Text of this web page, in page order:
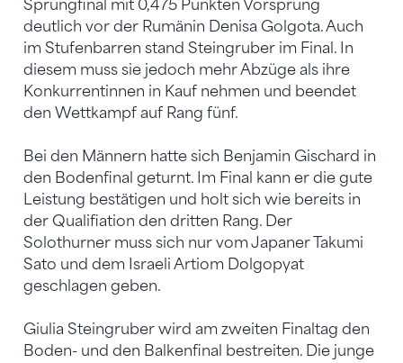
Sprungfinal mit 0,475 Punkten Vorsprung
deutlich vor der Rumänin Denisa Golgota. Auch
im Stufenbarren stand Steingruber im Final. In
diesem muss sie jedoch mehr Abzüge als ihre
Konkurrentinnen in Kauf nehmen und beendet
den Wettkampf auf Rang fünf.
Bei den Männern hatte sich Benjamin Gischard in
den Bodenfinal geturnt. Im Final kann er die gute
Leistung bestätigen und holt sich wie bereits in
der Qualifiation den dritten Rang. Der
Solothurner muss sich nur vom Japaner Takumi
Sato und dem Israeli Artiom Dolgopyat
geschlagen geben.
Giulia Steingruber wird am zweiten Finaltag den
Boden- und den Balkenfinal bestreiten. Die junge